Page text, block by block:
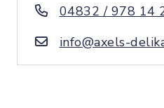
04832 / 978 14
info@axels-